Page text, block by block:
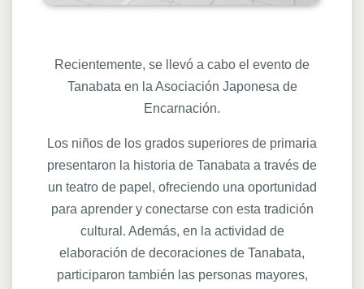
Recientemente, se llevó a cabo el evento de
Tanabata en la Asociación Japonesa de
Encarnación.
Los niños de los grados superiores de primaria
presentaron la historia de Tanabata a través de
un teatro de papel, ofreciendo una oportunidad
para aprender y conectarse con esta tradición
cultural. Además, en la actividad de
elaboración de decoraciones de Tanabata,
participaron también las personas mayores,